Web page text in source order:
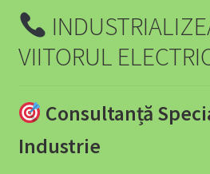
VIITORUL
Consultanță
Industrie